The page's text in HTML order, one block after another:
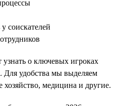
соискателей
о ключевых игроках
Для удобства мы выделяем
хозяйство, медицина и другие.